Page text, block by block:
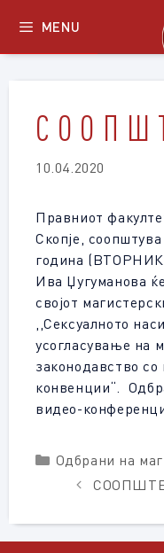
content
MENU
С О О П Ш
10.04.2020
Правниот
Скопје,
година (ВТОРНИК)
Ива Џугуманова
својот
,,Сексуалното
усогласување на
законодавство со
конвенции“.
видео-
Categories
Одбрани на